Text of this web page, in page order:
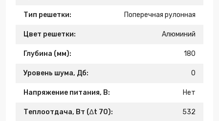
Тип решетки: Поперечная рулонная
Цвет решетки: Алюминий
Глубина (мм): 180
Уровень шума, Дб: 0
Напряжение питания, В: Нет
Теплоотдача, Вт (∆t 70): 532